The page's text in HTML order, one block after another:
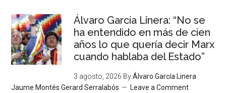
Álvaro García Linera: “No se
ha entendido en más de cien
años lo que quería decir Marx
cuando hablaba del Estado”
3 agosto, 2026 ByÁlvaro García Linera
Jaume Montés Gerard Serralabós
Leave a Comment